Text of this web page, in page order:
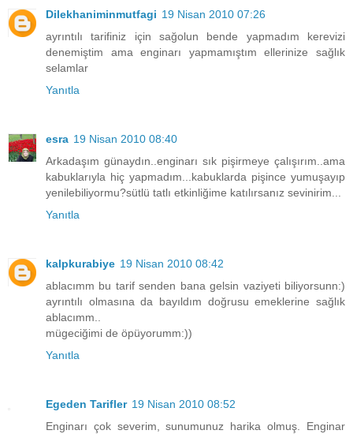
Dilekhaniminmutfagi 19 Nisan 2010 07:26
ayrıntılı tarifiniz için sağolun bende yapmadım kerevizi
denemiştim ama enginarı yapmamıştım ellerinize sağlık
selamlar
Yanıtla
esra 19 Nisan 2010 08:40
Arkadaşım günaydın..enginarı sık pişirmeye çalışırım..ama
kabuklarıyla hiç yapmadım...kabuklarda pişince yumuşayıp
yenilebiliyormu?sütlü tatlı etkinliğime katılırsanız sevinirim...
Yanıtla
kalpkurabiye 19 Nisan 2010 08:42
ablacımm bu tarif senden bana gelsin vaziyeti biliyorsunn:)
ayrıntılı olmasına da bayıldım doğrusu emeklerine sağlık
ablacımm..
mügeciğimi de öpüyorumm:))
Yanıtla
Egeden Tarifler 19 Nisan 2010 08:52
Enginarı çok severim, sunumunuz harika olmuş. Enginar